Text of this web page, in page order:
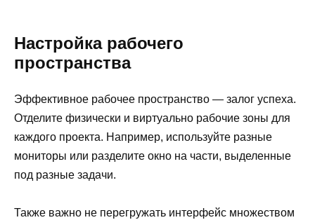
Настройка рабочего
пространства
Эффективное рабочее пространство — залог успеха.
Отделите физически и виртуально рабочие зоны для
каждого проекта. Например, используйте разные
мониторы или разделите окно на части, выделенные
под разные задачи.
Также важно не перегружать интерфейс множеством